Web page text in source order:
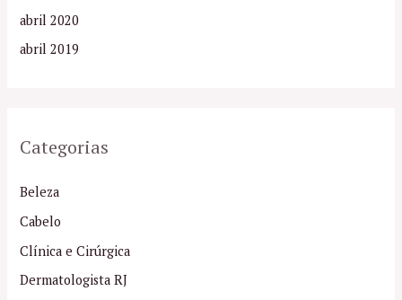
abril 2020
abril 2019
Categorias
Beleza
Cabelo
Clínica e Cirúrgica
Dermatologista RJ